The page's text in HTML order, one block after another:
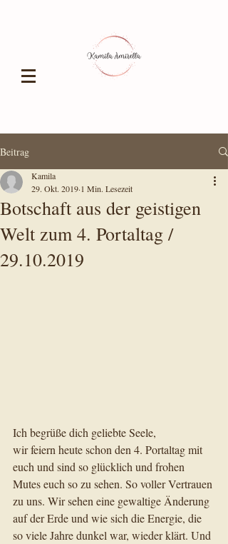
Beitrag
Botschaft aus der geistigen
Welt zum 4. Portaltag /
29.10.2019
Kamila
29. Okt. 2019 1 Min. Lesezeit
Ich begrüße dich geliebte Seele,
wir feiern heute schon den 4. Portaltag mit
euch und sind so glücklich und frohen
Mutes euch so zu sehen. So voller Vertrauen
zu uns. Wir sehen eine gewaltige Änderung
auf der Erde und wie sich die Energie, die
so viele Jahre dunkel war, wieder klärt. Und